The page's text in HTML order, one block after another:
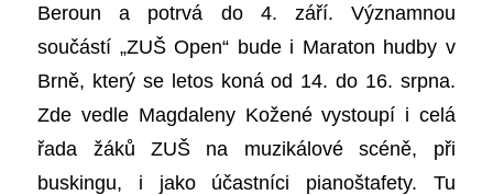
Beroun a potrvá do 4. září. Významnou
součástí „ZUŠ Open“ bude i Maraton hudby v
Brně, který se letos koná od 14. do 16. srpna.
Zde vedle Magdaleny Kožené vystoupí i celá
řada žáků ZUŠ na muzikálové scéně, při
buskingu, i jako účastníci pianoštafety. Tu